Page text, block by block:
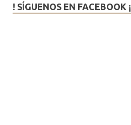
! SÍGUENOS EN FACEBOOK ¡